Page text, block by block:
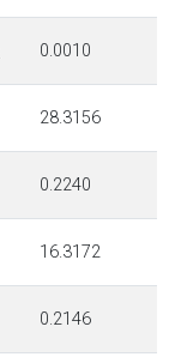
0.0010
28.3156
0.2240
16.3172
0.2146